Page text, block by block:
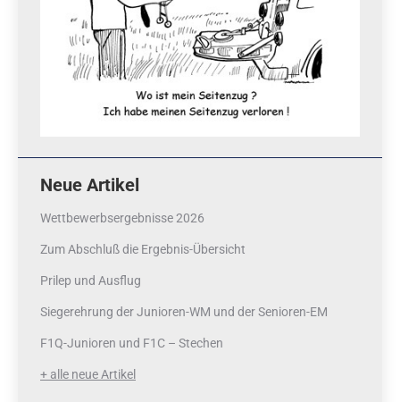
Neue Artikel
Wettbewerbsergebnisse 2026
Zum Abschluß die Ergebnis-Übersicht
Prilep und Ausflug
Siegerehrung der Junioren-WM und der Senioren-EM
F1Q-Junioren und F1C – Stechen
+ alle neue Artikel